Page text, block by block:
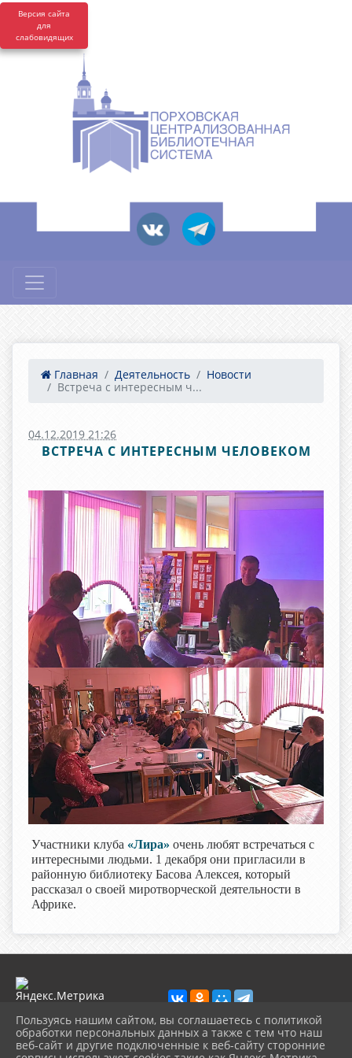
Версия сайта
для
слабовидящих
Главная Деятельность
Новости
Встреча с интересным ч...
04.12.2019 21:26
ВСТРЕЧА С ИНТЕРЕСНЫМ ЧЕЛОВЕКОМ
Участники клуба «Лира» очень любят встречаться с
интересными людьми. 1 декабря они пригласили в
районную библиотеку Басова Алексея, который
рассказал о своей миротворческой деятельности в
Африке.
2026 г. porhcbs.ru
Пользуясь нашим сайтом, вы соглашаетесь с политикой
обработки персональных данных а также с тем что наш
веб-сайт и другие подключенные к веб-сайту сторонние